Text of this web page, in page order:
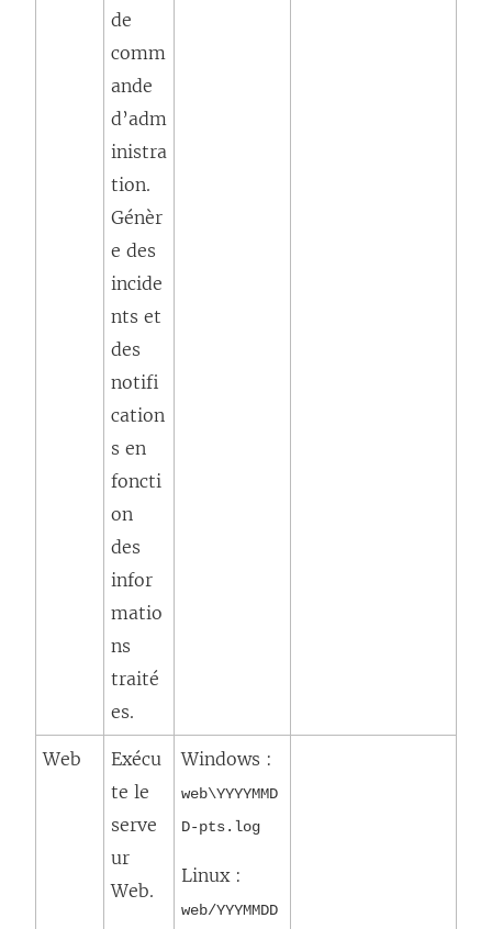
de
comm
ande
d’adm
inistra
tion.
Génèr
e des
incide
nts et
des
notifi
cation
s en
foncti
on
des
infor
matio
ns
traité
es.
Web
Exécu
te le
serve
ur
Web.
Windows :
web\YYYYMMD
D-pts.log
Linux :
web/YYYMMDD